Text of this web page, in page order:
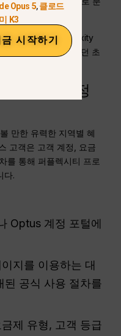
제휴를 통해 Perplexity
년 초에 진행되었던 초
경되었습니다.
역 또는 계정
만한 유력한 지역별 혜
고객은 고객 계정, 요금
를 통해 퍼플렉시티 프로
다.
Optus 계정 포털에
지를 이용하는 대
된 공식 사용 절차를
제 유형, 고객 등급
Opus 5,클로드
K3
시작하기